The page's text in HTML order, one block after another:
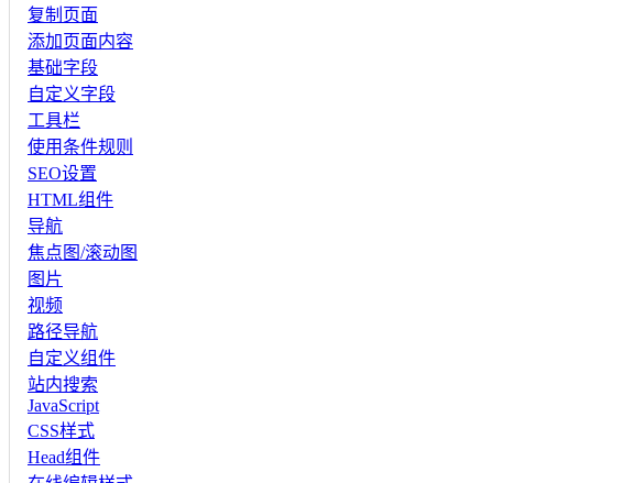
复制页面
添加页面内容
基础字段
自定义字段
工具栏
使用条件规则
SEO设置
HTML组件
导航
焦点图/滚动图
图片
视频
路径导航
自定义组件
站内搜索
JavaScript
CSS样式
Head组件